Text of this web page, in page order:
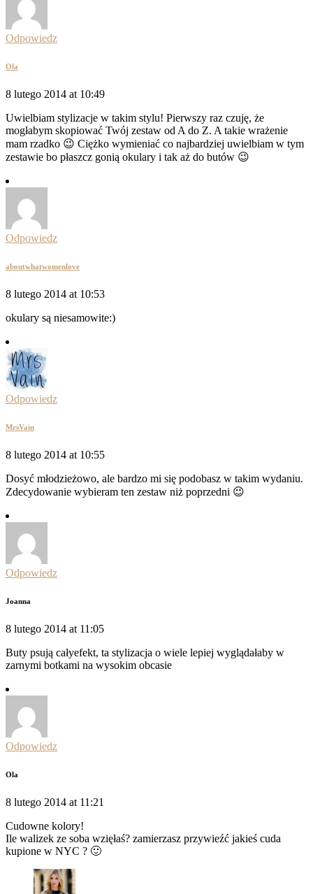
Odpowiedz
Ola
8 lutego 2014 at 10:49
Uwielbiam stylizacje w takim stylu! Pierwszy raz czuję, że
mogłabym skopiować Twój zestaw od A do Z. A takie wrażenie
mam rzadko 😉 Ciężko wymieniać co najbardziej uwielbiam w tym
zestawie bo płaszcz gonią okulary i tak aż do butów 😉
Odpowiedz
aboutwhatwomenlove
8 lutego 2014 at 10:53
okulary są niesamowite:)
Odpowiedz
MrsVain
8 lutego 2014 at 10:55
Dosyć młodzieżowo, ale bardzo mi się podobasz w takim wydaniu.
Zdecydowanie wybieram ten zestaw niż poprzedni 😉
Odpowiedz
Joanna
8 lutego 2014 at 11:05
Buty psują całyefekt, ta stylizacja o wiele lepiej wyglądałaby w
zarnymi botkami na wysokim obcasie
Odpowiedz
Ola
8 lutego 2014 at 11:21
Cudowne kolory!
Ile walizek ze soba wzięłaś? zamierzasz przywieźć jakieś cuda
kupione w NYC ? 🙂